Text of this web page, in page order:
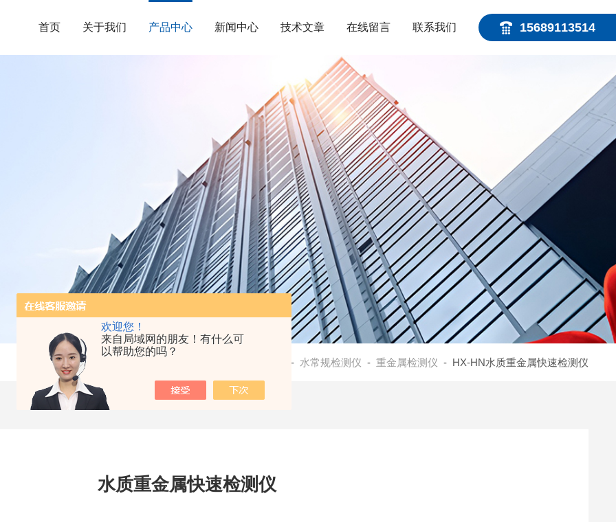
欢迎您！
来自局域网的朋友！有什么可
以帮助您的吗？
15689113514
首页 关于我们 产品中心 新闻中心 技术文章 在线留言 联系我们
- 水常规检测仪 - 重金属检测仪 - HX-HN水质重金属快速检测仪
水质重金属快速检测仪